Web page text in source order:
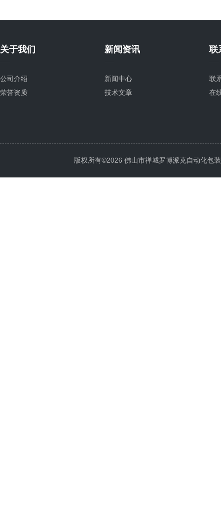
关于我们
公司介绍
荣誉资质
新闻资讯
新闻中心
技术文章
联
联
在
版权所有©2026 佛山市禅城罗博派克自动化